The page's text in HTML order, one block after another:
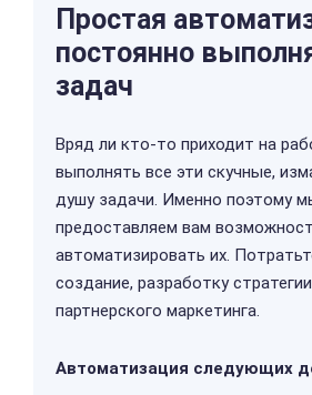
Простая
постоянно
задач
Вряд ли кто-то приходит на
выполнять все эти скучные,
душу задачи. Именно поэтому
предоставляем вам
автоматизировать их.
создание, разработку
партнерского маркетинга.
Автоматизация следующих